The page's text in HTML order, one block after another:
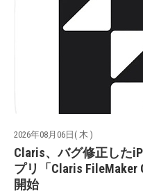
2026年08月06日( 木 )
Claris、バグ修正した
プリ「Claris FileMaker
開始